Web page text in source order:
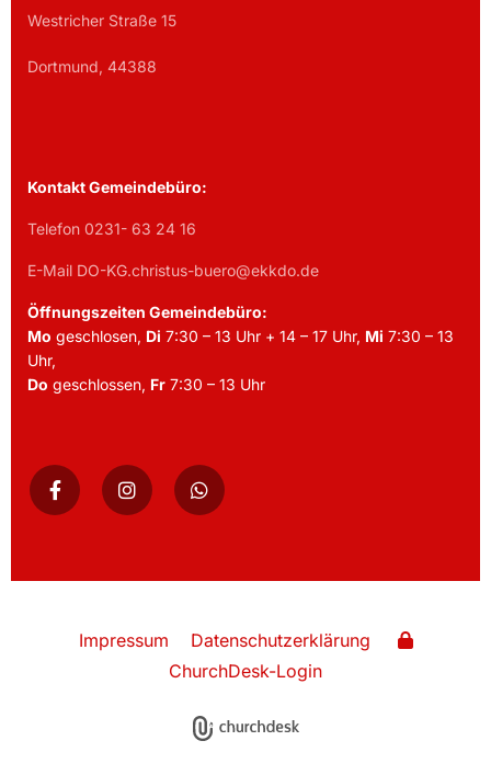
Westricher Straße 15
Dortmund, 44388
Kontakt Gemeindebüro:
Telefon 0231- 63 24 16
E-Mail DO-KG.christus-buero@ekkdo.de
Öffnungszeiten Gemeindebüro:
Mo geschlosen, Di 7:30 – 13 Uhr + 14 – 17 Uhr, Mi 7:30 – 13
Uhr,
Do geschlossen, Fr 7:30 – 13 Uhr
Impressum
Datenschutzerklärung
ChurchDesk-Login